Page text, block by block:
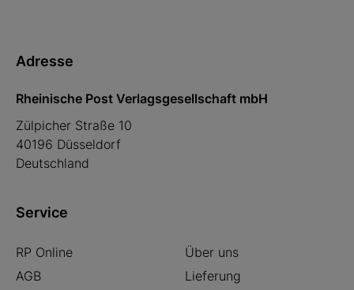
Adresse
Rheinische Post Verlagsgesellschaft mbH
Zülpicher Straße 10
40196 Düsseldorf
Deutschland
Service
RP Online
Über uns
AGB
Lieferung